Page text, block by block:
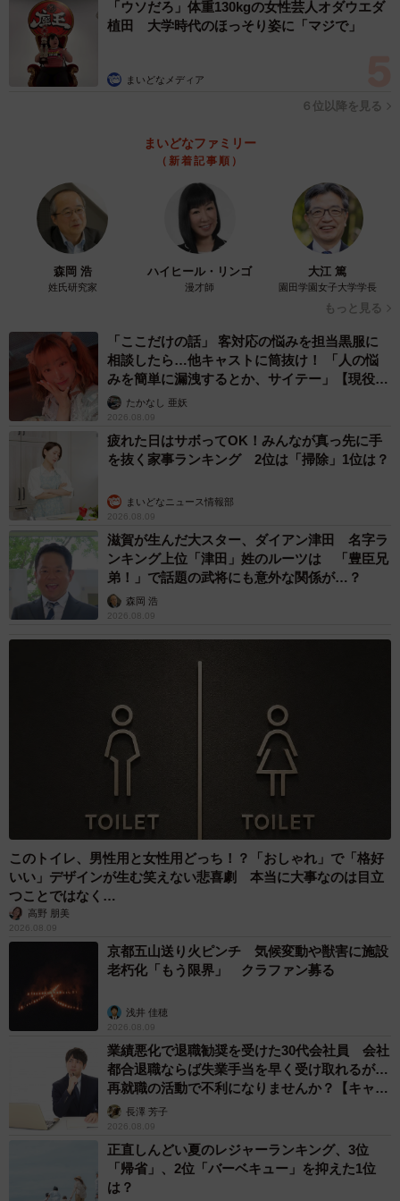
「ブリッジ」…。何度も外野席に通って歌わないと、なか
なか身につくものではない。こんなにも複雑化しているの
には明確な意図があるという。現在「応援統括プロデュー
サー」として作曲や応援スタイルの提案、演奏指導などを
赤と青色の法被を着た団員が一緒に活動する
「関西の人気球団（阪神）に比べて注目度も低いし、合併
後はBクラスに低迷している期間がほとんどというチーム。
ファンの皆さんに覚えて歌う楽しさを知ってもらいた
い」。難しいからこそ努力して覚えて、みんなで声を合わ
せて歌う楽しさがあるというわけだ。
側にとっては、音楽的にかなりハイレベルな技術が求めら
乗り越え」という歌詞の「乗り越え」の部分は、一気に高
音に上がる「オクターブ跳躍」が取り入れられており、正
確に音を出すのは難しい。オールスターゲームなどで他球
す」と苦笑。オリックスの団員たちは和田さんから指導を
受ける以外にも、スタジオを借りたり近所の河原に赴いた
りして必死で練習している。「難しい曲ではあるけれど、
ここまでの曲を吹けるのは光栄なこと」
コロナ禍、それでもエールを送る
昨年からの新型コロナ禍で、応援団は大幅に活動を制限さ
れた。それでもYouTubeでオンライン演奏を実施し、試合
盛り上げた。球団と協議を進め、今シーズンからは録音し
た応援歌が球場で流れるようになった。声は出せないが、
団員は手拍子をリードするなどして球場を盛り上げてい
また新しく横断幕も作成。山本由伸選手、吉田正尚選手の
「ウソだろ」体重130kgの女性芸人オダウエダ
植田 大学時代のほっそり姿に「マジで」
まいどなメディア
６位以降を見る
まいどなファミリー
（新着記事順）
森岡 浩
姓氏研究家
ハイヒール・リンゴ
漫才師
大江 篤
園田学園女子大学学長
もっと見る
「ここだけの話」 客対応の悩みを担当黒服に
相談したら…他キャストに筒抜け！ 「人の悩
みを簡単に漏洩するとか、サイテー」【現役キ
ャストに取材】
たかなし 亜妖
2026.08.09
疲れた日はサボってOK！みんなが真っ先に手
を抜く家事ランキング 2位は「掃除」1位は？
まいどなニュース情報部
2026.08.09
滋賀が生んだ大スター、ダイアン津田 名字ラ
ンキング上位「津田」姓のルーツは 「豊臣兄
弟！」で話題の武将にも意外な関係が…？
森岡 浩
2026.08.09
このトイレ、男性用と女性用どっち！？「おしゃれ」で「格好
いい」デザインが生む笑えない悲喜劇 本当に大事なのは目立
つことではなく…
高野 朋美
2026.08.09
京都五山送り火ピンチ 気候変動や獣害に施設
老朽化「もう限界」 クラファン募る
浅井 佳穂
2026.08.09
業績悪化で退職勧奨を受けた30代会社員 会社
都合退職ならば失業手当を早く受け取れるが…
再就職の活動で不利になりませんか？【キャリ
アカウンセラーが解説】
長澤 芳子
2026.08.09
正直しんどい夏のレジャーランキング、3位
「帰省」、2位「バーベキュー」を抑えた1位
は？